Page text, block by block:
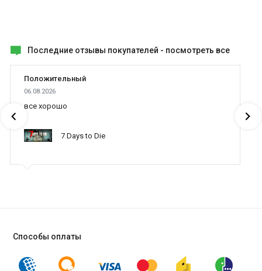
Последние отзывы покупателей - посмотреть все
Положительный
06.08.2026
все хорошо
7 Days to Die
Способы оплаты